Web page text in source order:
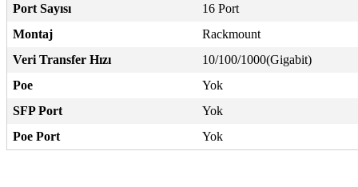
Port Sayısı
16 Port
Montaj
Rackmount
Veri Transfer Hızı
10/100/1000(Gigabit)
Poe
Yok
SFP Port
Yok
Poe Port
Yok